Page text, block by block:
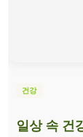
건강
일상 속 건